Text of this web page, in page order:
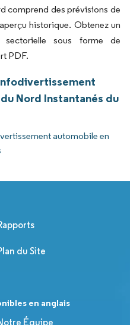
comprend des prévisions de
historique. Obtenez un
sous forme de
PDF.
Nord Instantanés du
automobile en
du Site
en anglais
Équipe